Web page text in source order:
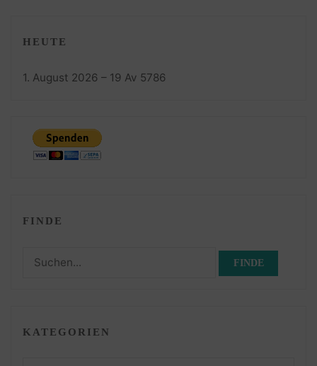
HEUTE
1. August 2026 – 19 Av 5786
FINDE
Suchen
KATEGORIEN